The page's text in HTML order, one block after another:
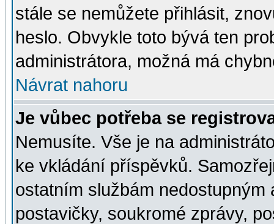
stále se nemůžete přihlásit,
heslo. Obvykle toto bývá ten
administrátora, možná má
Návrat nahoru
Je vůbec potřeba se
Nemusíte. Vše je na
ke vkládání příspěvků.
ostatním službám
postavičky, soukromé zprávy,